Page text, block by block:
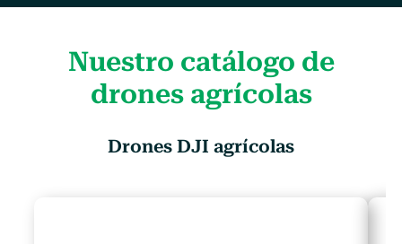
Nuestro catálogo de
drones agrícolas
Drones DJI agrícolas